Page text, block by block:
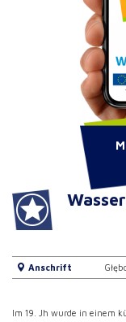
Anschrift
Im 19. Jh wurde in einem